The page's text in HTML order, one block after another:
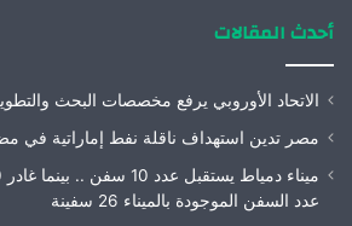
أحدث المقالات
الاتحاد الأوروبي يرفع مخصصات البحث والتطوير
مصر تدين استهداف ناقلة نفط إماراتية في
عدد السفن الموجودة بالميناء 26 سفينة